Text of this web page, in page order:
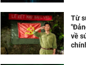
Từ
về